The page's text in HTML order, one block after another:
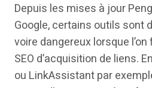
Depuis les mises à jour
Google, certains outils sont
voire dangereux lorsque
SEO d’acquisition de liens.
ou LinkAssistant par